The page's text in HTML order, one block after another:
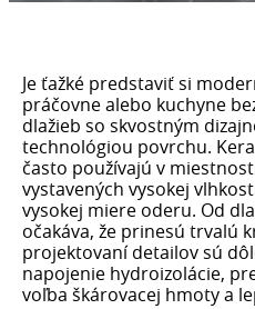
Je ťažké predstaviť si
práčovne alebo kuchyne
dlažieb so skvostným
technológiou povrchu.
často používajú v
vystavených vysokej
vysokej miere oderu. Od
očakáva, že prinesú trvalú
projektovaní detailov sú
napojenie hydroizolácie,
voľba škárovacej hmoty a